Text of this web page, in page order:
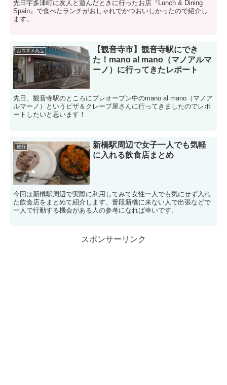
先日宇多津町に友人と遊んだときに行ったお店『Lunch & Dining
Spain』で食べたランチがおしゃれでかつおいしかったので紹介し
ます。
おススメ商品
【観音寺市】観音寺駅にでき
た！mano al mano（マノアルマ
ーノ）に行ってきたレポート
先日、観音寺駅のところにプレオープン中のmano al mano（マノア
ルマーノ）というピザ＆クレープ屋さんに行ってきましたのでレポ
ートしたいと思います！
旅行
新橋駅周辺で女子一人でも気軽
に入れる飲食店まとめ
今回は新橋駅周辺で実際に利用してみて女性一人でも気にせず入れ
た飲食店をまとめて紹介します。普段新橋に来ない人で出張などで
一人で行動する機会がある人の参考になれば幸いです。
スポンサーリンク